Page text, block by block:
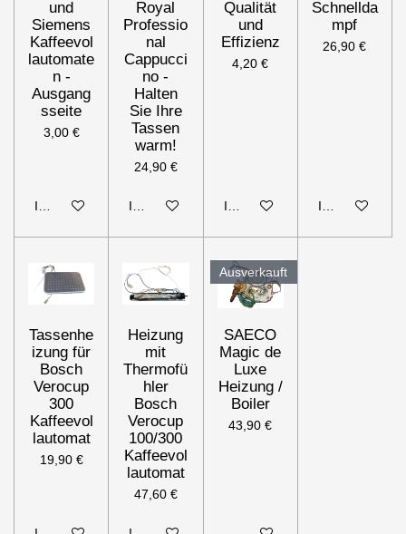
und
Siemens
Kaffeevol
lautomate
n -
Ausgang
sseite
3,00 €
In den Warenkorb
Royal
Professio
nal
Cappucci
no -
Halten
Sie Ihre
Tassen
warm!
24,90 €
In den Warenkorb
Qualität
und
Effizienz
4,20 €
In den Warenkorb
Schnellda
mpf
26,90 €
In den
Tassenhe
izung für
Bosch
Verocup
300
Kaffeevol
lautomat
19,90 €
Heizung
mit
Thermofü
hler
Bosch
Verocup
100/300
Kaffeevol
lautomat
47,60 €
Ausverkauft
SAECO
Magic de
Luxe
Heizung /
Boiler
43,90 €